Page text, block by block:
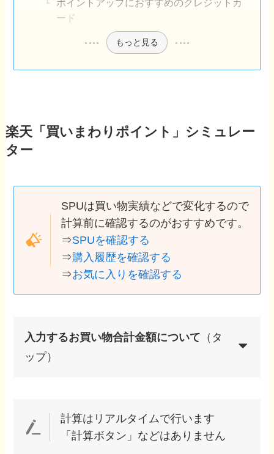
ポイントアップにおすすめのクレジットカ
ード
もっと見る
楽天「買いまわりポイント」シミュレー
ター
SPUは買い物実績などで変化するので
計算前に確認するのがおすすめです。
⇒SPUを確認する
⇒購入履歴を確認する
⇒お気に入りを確認する
入力するお買い物合計金額について （タ
ップ）
計算はリアルタイムで行います
「計算ボタン」などはありません